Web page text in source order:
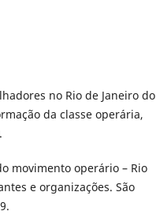
no Rio de Janeiro do
da classe operária,
movimento operário – Rio
e organizações. São